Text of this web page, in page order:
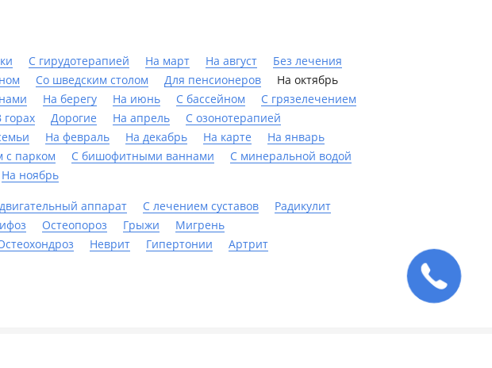
С гирудотерапией На март На август
Без лечения
Со шведским столом Для пенсионеров
На октябрь
На берегу На июнь C бассейном
С грязелечением
горах Дорогие На апрель
С озонотерапией
На февраль На декабрь На карте
На январь
с парком С бишофитными ваннами
С минеральной водой
На ноябрь
аппарат С лечением суставов
Радикулит
Остеопороз Грыжи
Мигрень
Неврит Гипертонии
Артрит